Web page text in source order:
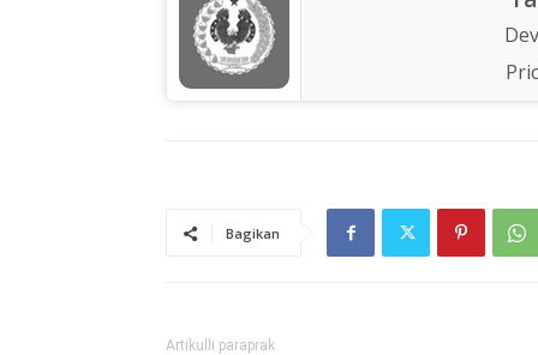
Bagikan
Artikulli paraprak